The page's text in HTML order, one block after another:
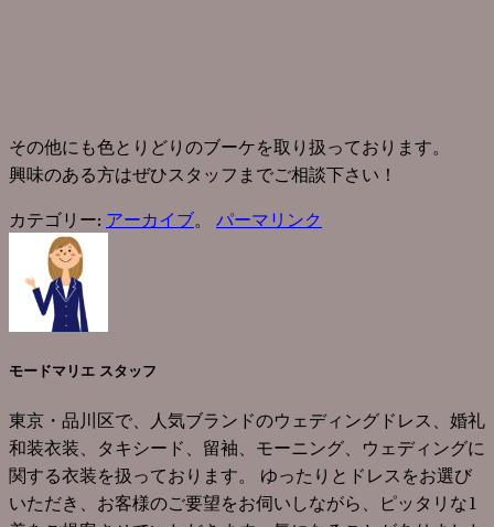
その他にも色とりどりのブーケを取り扱っております。
興味のある方はぜひスタッフまでご相談下さい！
カテゴリー: アーカイブ。 パーマリンク
モードマリエ スタッフ
東京・品川区で、人気ブランドのウェディングドレス、婚礼
和装衣装、タキシード、留袖、モーニング、ウェディングに
関する衣装を扱っております。 ゆったりとドレスをお選び
いただき、お客様のご要望をお伺いしながら、ピッタリな1